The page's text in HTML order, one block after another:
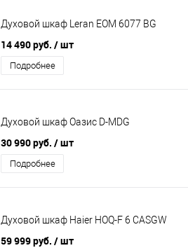
Духовой шкаф Leran EOM 6077 BG
14 490 руб. / шт
Подробнее
Духовой шкаф Оазис D-MDG
30 990 руб. / шт
Подробнее
Духовой шкаф Haier HOQ-F 6 CASGW
59 999 руб. / шт